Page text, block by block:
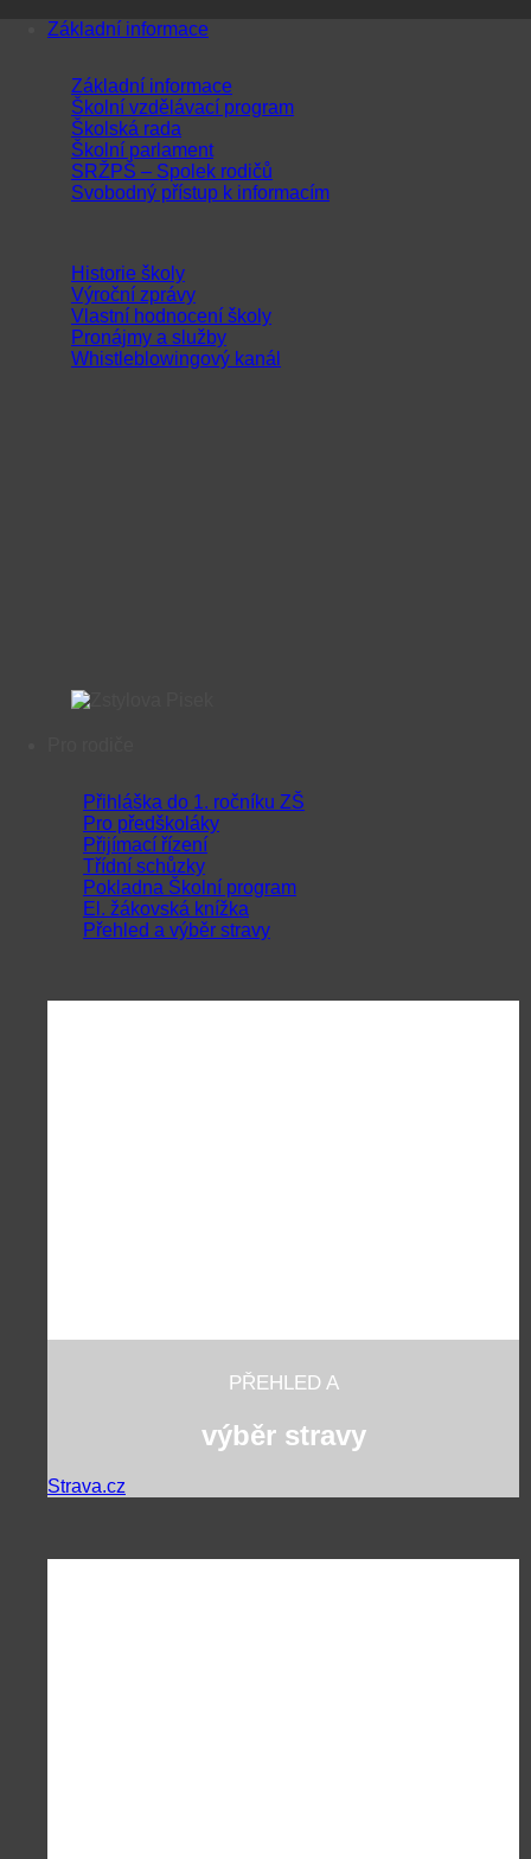
PřeskočitZákladní informace
Základní informace
Školní vzdělávací program
Školská rada
Školní parlament
SRŽPŠ – Spolek rodičů
Svobodný přístup k informacím
Historie školy
Výroční zprávy
Vlastní hodnocení školy
Pronájmy a služby
Whistleblowingový kanál
Přihláška do 1. ročníku ZŠ
Pro předškoláky
Přijímací řízení
Třídní schůzky
Pokladna Školní program
El. žákovská knížka
Přehled a výběr stravy
PŘEHLED A
výběr stravy
Strava.cz